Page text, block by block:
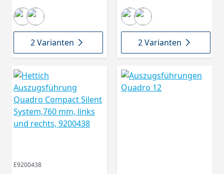
2 Varianten 2 Varianten
E9200438